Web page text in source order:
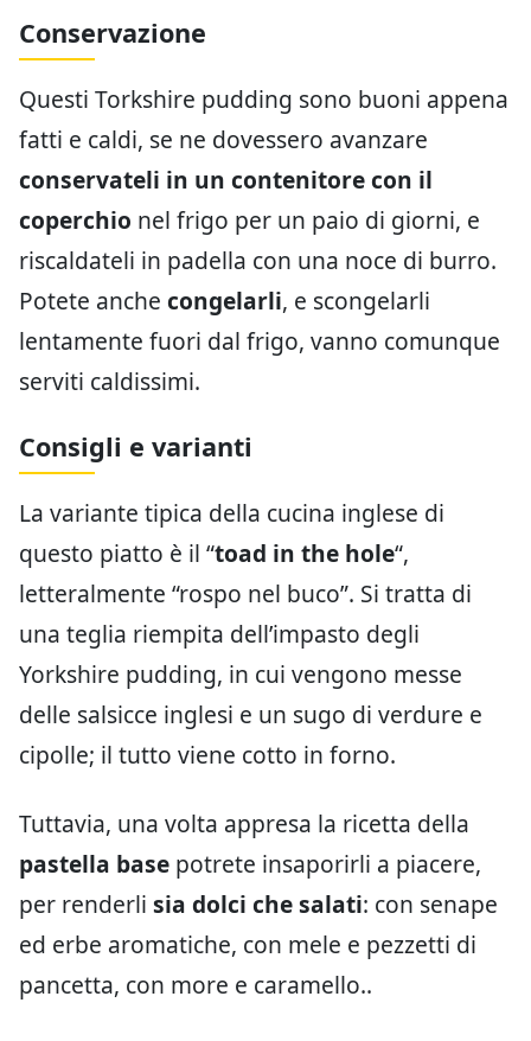
Conservazione
Questi Torkshire pudding sono buoni appena
fatti e caldi, se ne dovessero avanzare
conservateli in un contenitore con il
coperchio nel frigo per un paio di giorni, e
riscaldateli in padella con una noce di burro.
Potete anche congelarli, e scongelarli
lentamente fuori dal frigo, vanno comunque
serviti caldissimi.
Consigli e varianti
La variante tipica della cucina inglese di
questo piatto è il “toad in the hole“,
letteralmente “rospo nel buco”. Si tratta di
una teglia riempita dell’impasto degli
Yorkshire pudding, in cui vengono messe
delle salsicce inglesi e un sugo di verdure e
cipolle; il tutto viene cotto in forno.
Tuttavia, una volta appresa la ricetta della
pastella base potrete insaporirli a piacere,
per renderli sia dolci che salati: con senape
ed erbe aromatiche, con mele e pezzetti di
pancetta, con more e caramello..